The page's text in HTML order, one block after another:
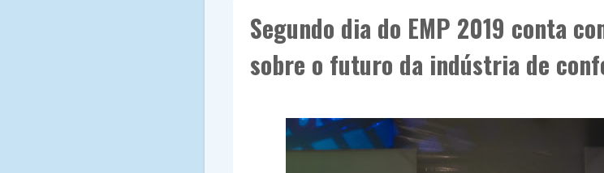
Segundo dia do EMP 2019 conta
sobre o futuro da indústria de